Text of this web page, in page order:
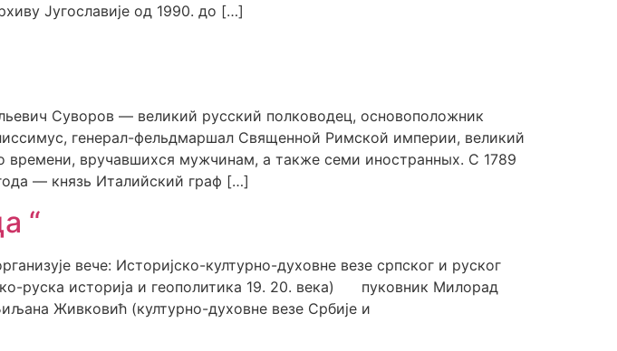
Југославије од 1990. до […]
Суворов — великий русский полководец, основоположник
генерал-фельдмаршал Священной Римской империи, великий
времени, вручавшихся мужчинам, а также семи иностранных. С 1789
— князь Италийский граф […]
“
вече: Историјско-културно-духовне везе српског и руског
историја и геополитика 19. 20. века) пуковник Милорад
Живковић (културно-духовне везе Србије и